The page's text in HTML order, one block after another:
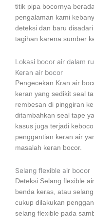
titik pipa bocornya
pengalaman kami
deteksi dan baru
tagihan karena sumber
Lokasi bocor air dalam
Keran air bocor
Pengecekan Kran air
keran yang sedikit seal
rembesan di pinggiran
ditambahkan seal tape
kasus juga terjadi
penggantian keran air
masalah keran bocor.
Selang flexible air bocor
Deteksi Selang flexible
benda keras, atau
cukup dilakukan
selang flexible pada